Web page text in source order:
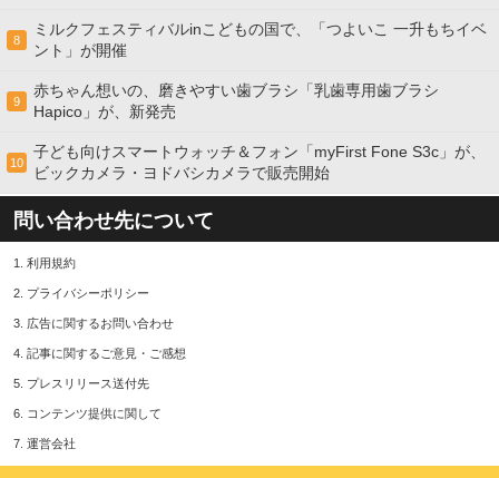
8
ミルクフェスティバルinこどもの国で、「つよいこ 一升もちイベ
ント」が開催
9
赤ちゃん想いの、磨きやすい歯ブラシ「乳歯専用歯ブラシ
Hapico」が、新発売
10
子ども向けスマートウォッチ＆フォン「myFirst Fone S3c」が、
ビックカメラ・ヨドバシカメラで販売開始
問い合わせ先について
1. 利用規約
2. プライバシーポリシー
3. 広告に関するお問い合わせ
4. 記事に関するご意見・ご感想
5. プレスリリース送付先
6. コンテンツ提供に関して
7. 運営会社